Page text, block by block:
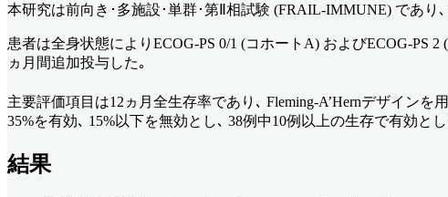
本研究は前向き･多施設･単群･第Ⅱ相試験 (FRAIL-IMMUNE) であり
患者は全身状態によりECOG-PS 0/1 (コホートA) およびECOG-PS
ヵ月間追加投与した｡
主要評価項目は12ヵ月全生存率であり､ Fleming-A’Hernデザイン
35%を有効､ 15%以下を無効とし､ 38例中10例以上の生存で有効とし
結果